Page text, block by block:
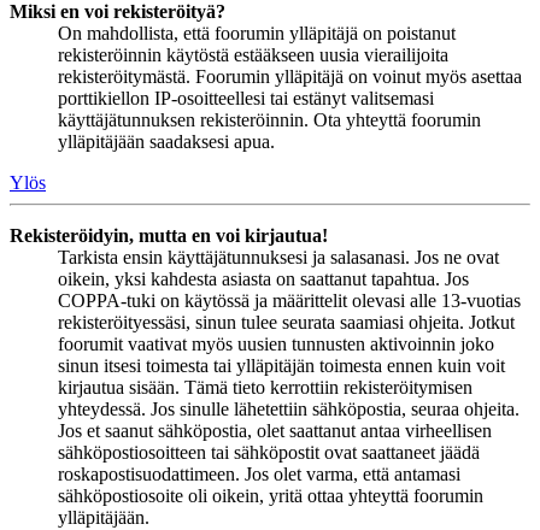
Miksi en voi rekisteröityä?
On mahdollista, että foorumin ylläpitäjä on poistanut
rekisteröinnin käytöstä estääkseen uusia vierailijoita
rekisteröitymästä. Foorumin ylläpitäjä on voinut myös asettaa
porttikiellon IP-osoitteellesi tai estänyt valitsemasi
käyttäjätunnuksen rekisteröinnin. Ota yhteyttä foorumin
ylläpitäjään saadaksesi apua.
Ylös
Rekisteröidyin, mutta en voi kirjautua!
Tarkista ensin käyttäjätunnuksesi ja salasanasi. Jos ne ovat
oikein, yksi kahdesta asiasta on saattanut tapahtua. Jos
COPPA-tuki on käytössä ja määrittelit olevasi alle 13-vuotias
rekisteröityessäsi, sinun tulee seurata saamiasi ohjeita. Jotkut
foorumit vaativat myös uusien tunnusten aktivoinnin joko
sinun itsesi toimesta tai ylläpitäjän toimesta ennen kuin voit
kirjautua sisään. Tämä tieto kerrottiin rekisteröitymisen
yhteydessä. Jos sinulle lähetettiin sähköpostia, seuraa ohjeita.
Jos et saanut sähköpostia, olet saattanut antaa virheellisen
sähköpostiosoitteen tai sähköpostit ovat saattaneet jäädä
roskapostisuodattimeen. Jos olet varma, että antamasi
sähköpostiosoite oli oikein, yritä ottaa yhteyttä foorumin
ylläpitäjään.